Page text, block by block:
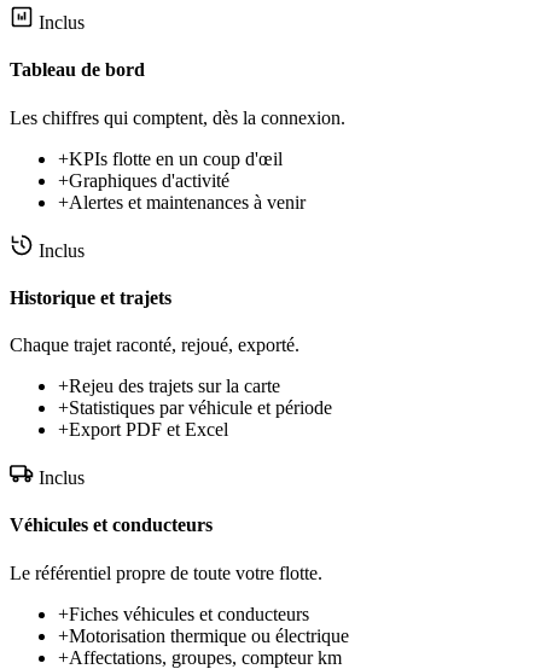
Inclus
Tableau de bord
Les chiffres qui comptent, dès la connexion.
+KPIs flotte en un coup d'œil
+Graphiques d'activité
+Alertes et maintenances à venir
Inclus
Historique et trajets
Chaque trajet raconté, rejoué, exporté.
+Rejeu des trajets sur la carte
+Statistiques par véhicule et période
+Export PDF et Excel
Inclus
Véhicules et conducteurs
Le référentiel propre de toute votre flotte.
+Fiches véhicules et conducteurs
+Motorisation thermique ou électrique
+Affectations, groupes, compteur km